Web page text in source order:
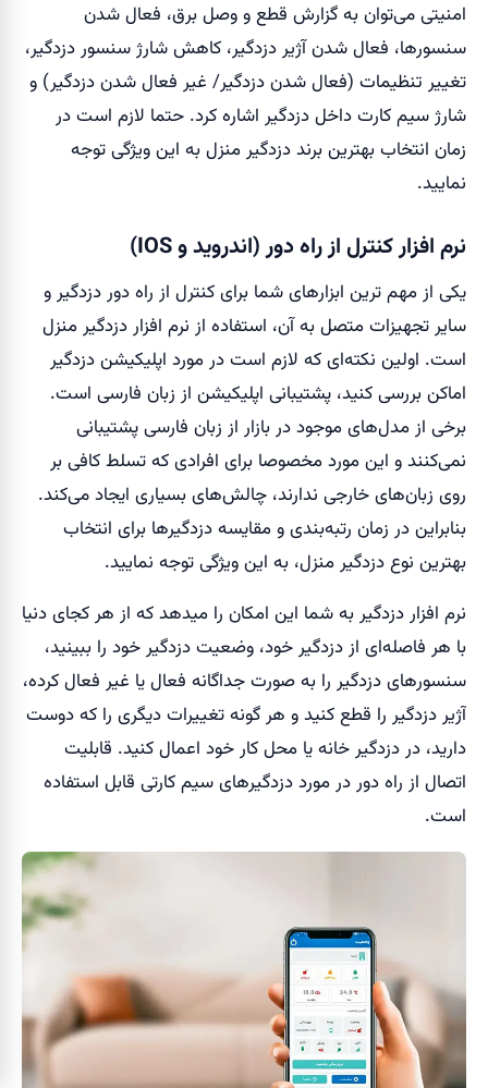
امنیتی می‌توان به گزارش قطع و وصل برق، فعال شدن
سنسورها، فعال شدن آژیر دزدگیر، کاهش شارژ سنسور دزدگیر،
تغییر تنظیمات (فعال شدن دزدگیر/ غیر فعال شدن دزدگیر) و
شارژ سیم کارت داخل دزدگیر اشاره کرد. حتما لازم است در
زمان انتخاب بهترین برند دزدگیر منزل به این ویژگی توجه
نمایید.
نرم افزار کنترل از راه دور (اندروید و IOS)
یکی از مهم ترین ابزار‌های شما برای کنترل از راه دور دزدگیر و
سایر تجهیزات متصل به آن، استفاده از نرم افزار دزدگیر منزل
است. اولین نکته‌ای که لازم است در مورد اپلیکیشن دزدگیر
اماکن بررسی کنید، پشتیبانی اپلیکیشن از زبان فارسی است.
برخی از مدل‌های موجود در بازار از زبان فارسی پشتیبانی
نمی‌کنند و این مورد مخصوصا برای افرادی که تسلط کافی بر
روی زبان‌های خارجی ندارند، چالش‌های بسیاری ایجاد می‌کند.
بنابراین در زمان رتبه‌بندی و مقایسه دزدگیرها برای انتخاب
بهترین نوع دزدگیر منزل، به این ویژگی توجه نمایید.
نرم افزار دزدگیر به شما این امکان را میدهد که از هر کجای دنیا
با هر فاصله‌ای از دزدگیر خود، وضعیت دزدگیر خود را ببینید،
سنسورهای دزدگیر را به صورت جداگانه فعال یا غیر فعال کرده،
آژیر دزدگیر را قطع کنید و هر گونه تغییرات دیگری را که دوست
دارید، در دزدگیر خانه یا محل کار خود اعمال کنید. قابلیت
اتصال از راه دور در مورد دزدگیرهای سیم‌ کارتی قابل استفاده
است.